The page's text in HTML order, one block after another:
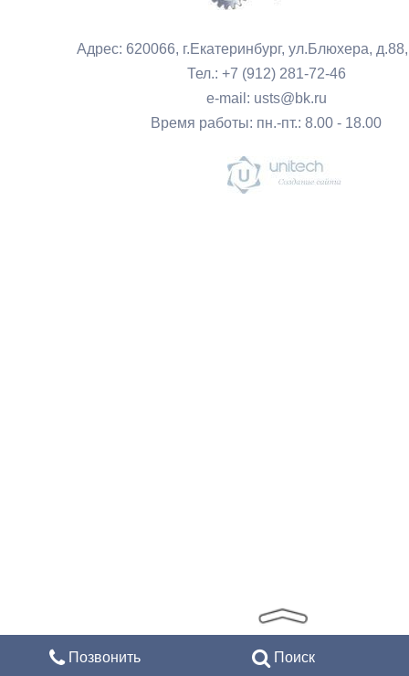
Адрес: 620066, г.Екатеринбург, ул.Блюхера,
Тел.: +7 (912) 281-72-46
e-mail: usts@bk.ru
Время работы: пн.-пт.: 8.00 - 18.00
Позвонить Поиск